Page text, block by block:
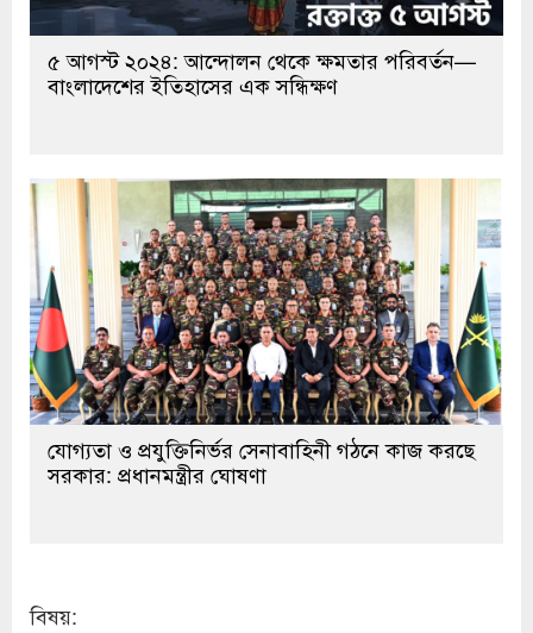
৫ আগস্ট ২০২৪: আন্দোলন থেকে ক্ষমতার পরিবর্তন—
বাংলাদেশের ইতিহাসের এক সন্ধিক্ষণ
যোগ্যতা ও প্রযুক্তিনির্ভর সেনাবাহিনী গঠনে কাজ করছে
সরকার: প্রধানমন্ত্রীর ঘোষণা
বিষয়: